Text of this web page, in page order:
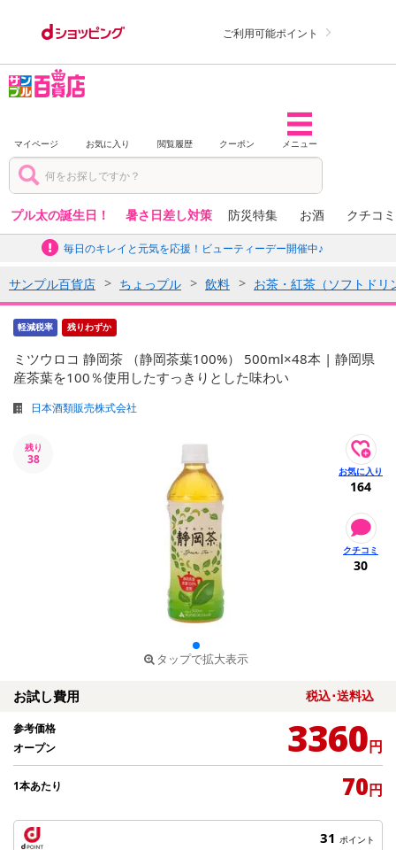
ご利用可能ポイント
マイページ お気に入り 閲覧履歴 クーポン メニュー
プル太の誕生日！ 暑さ日差し対策 防災特集 お酒 クチコ
毎日のキレイと元気を応援！ビューティーデー開催中♪
サンプル百貨店 ちょっプル 飲料 お茶・紅茶（ソフトドリ
軽減税率 残りわずか
ミツウロコ 静岡茶 （静岡茶葉100%） 500ml×48本 | 静岡県
産茶葉を100％使用したすっきりとした味わい
日本酒類販売株式会社
残り
38
タップで拡大表示
164
30
お試し費用 税込･送料込
参考価格
オープン
3360円
1本あたり 70円
31 ポイント